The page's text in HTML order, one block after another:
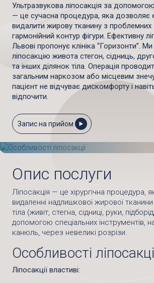
Ультразвукова ліпосакція за
— це сучасна процедура, яка дозволяє
видалити жирову тканину з проблемних
гармонійний контур фігури. Ефективну
Львові пропонує клініка “Горизонти”.
ліпосакцію живота стегон, сідниць,
та інших ділянок тіла. Операція
загальним наркозом або місцевим
пацієнт не відчуває дискомфорту і
відпочити.
Запис на прийом
Опис послуги
Ліпосакція — це хірургічна процедура,
видаленні надлишкової жирової
тіла (живіт, стегна, сідниці, руки,
допомогою спеціальних інструментів,
канюль, через невеликі розрізи.
Особливості
Ліпосакції властиві: